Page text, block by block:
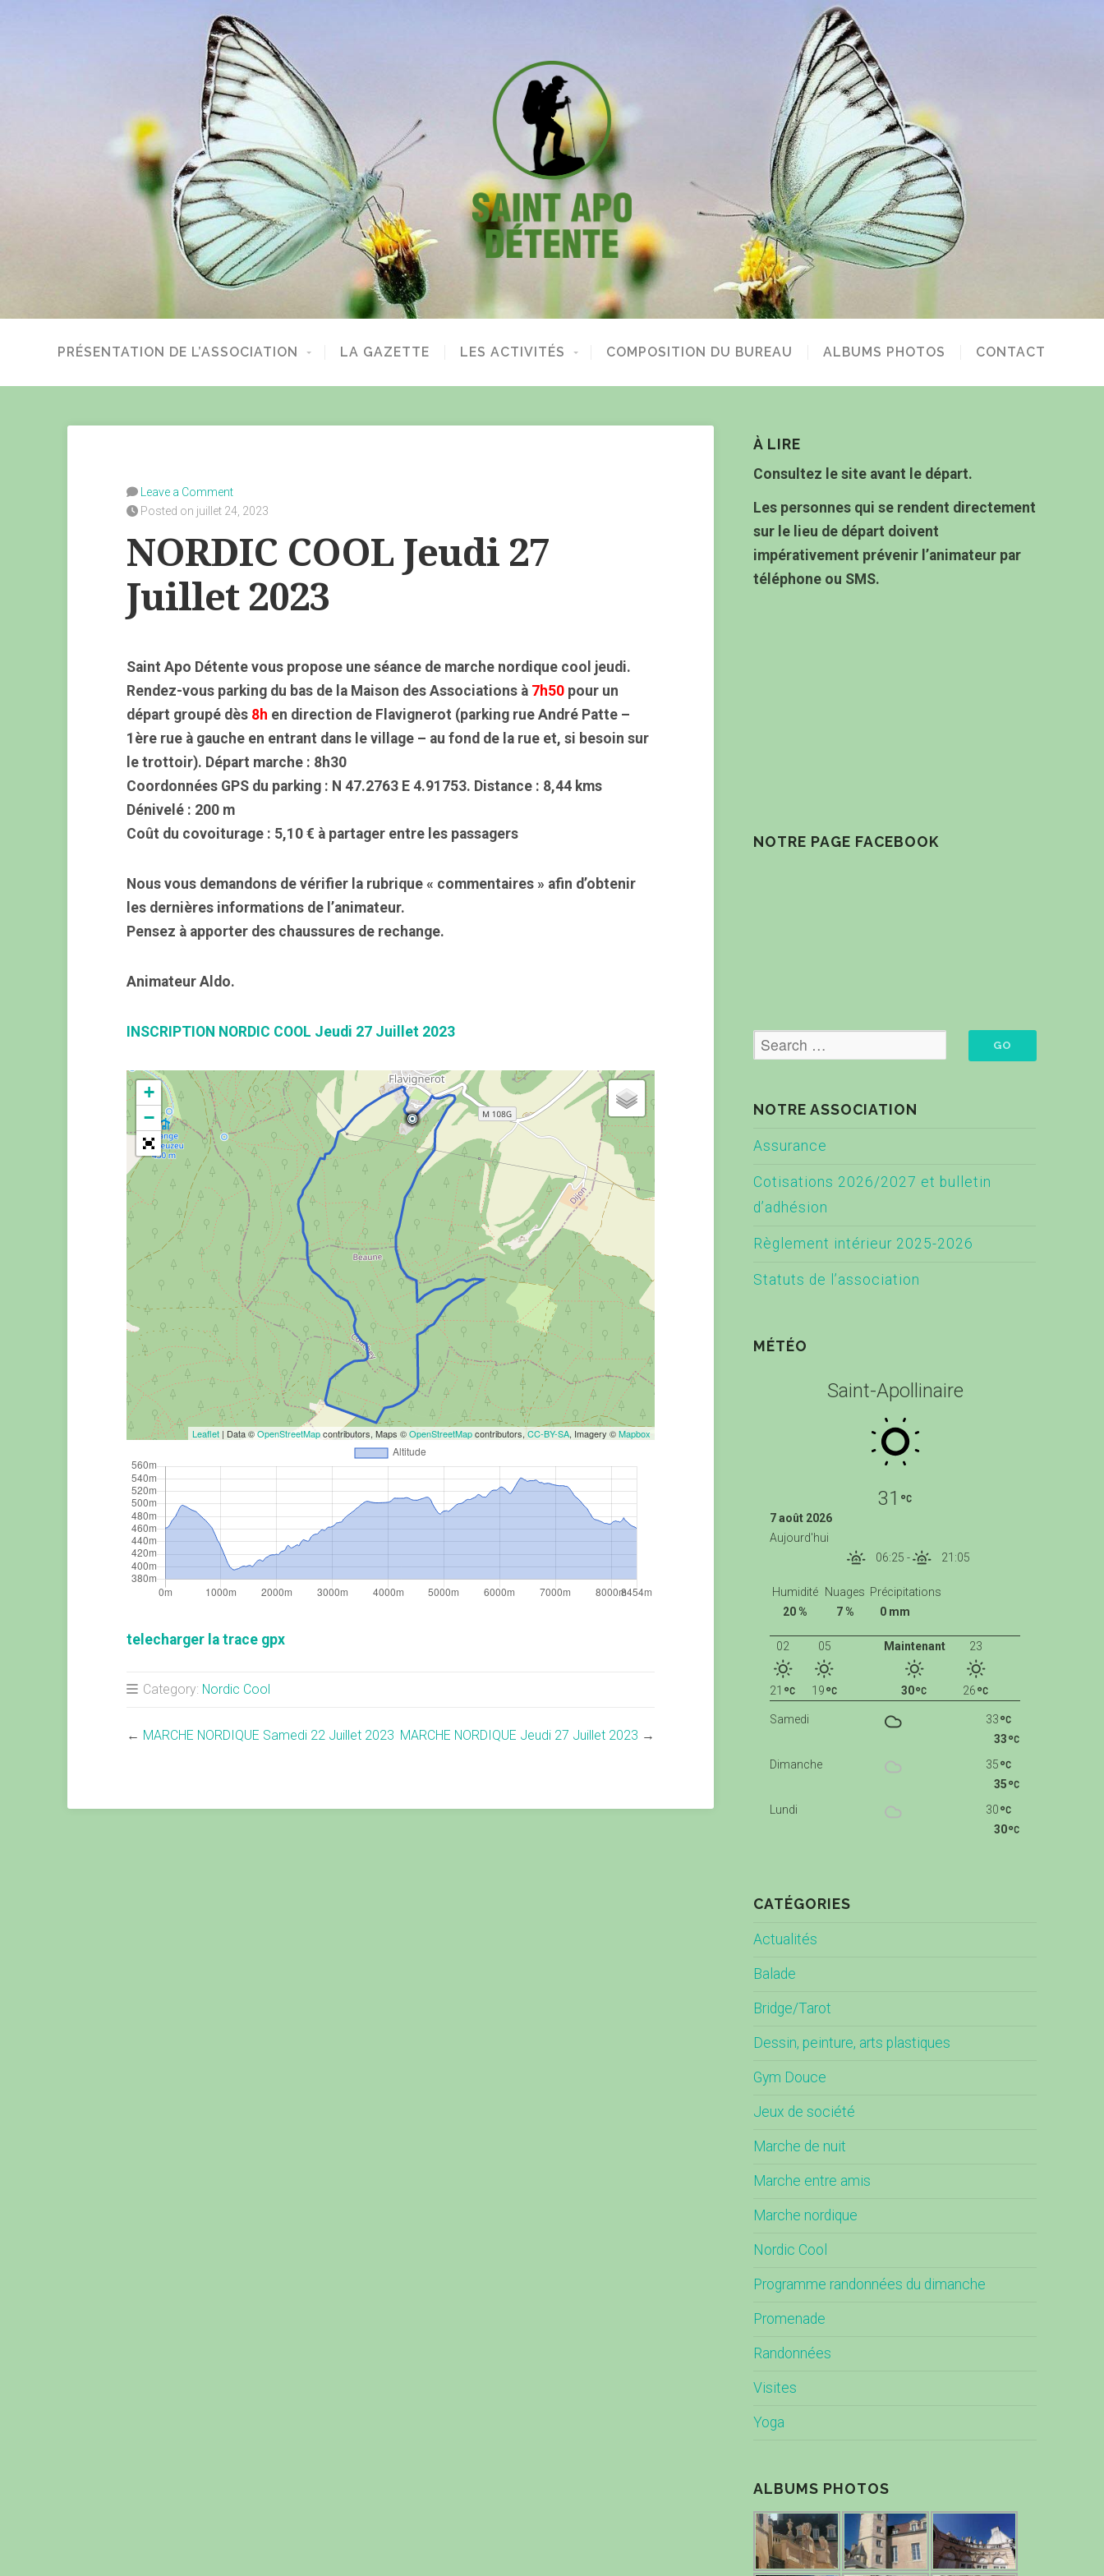
PRÉSENTATION DE L’ASSOCIATION LA GAZETTE LES ACTIVITÉS COMPOSITION DU BUREAU ALBUMS PHOTOS CONTACT
Leave a Comment
Posted on juillet 24, 2023
NORDIC COOL Jeudi 27
Juillet 2023
Saint Apo Détente vous propose une séance de marche nordique cool jeudi.
Rendez-vous parking du bas de la Maison des Associations à 7h50 pour un
départ groupé dès 8h en direction de Flavignerot (parking rue André Patte –
1ère rue à gauche en entrant dans le village – au fond de la rue et, si besoin sur
le trottoir). Départ marche : 8h30
Coordonnées GPS du parking : N 47.2763 E 4.91753. Distance : 8,44 kms
Dénivelé : 200 m
Coût du covoiturage : 5,10 € à partager entre les passagers
Nous vous demandons de vérifier la rubrique « commentaires » afin d’obtenir
les dernières informations de l’animateur.
Pensez à apporter des chaussures de rechange.
Animateur Aldo.
INSCRIPTION NORDIC COOL Jeudi 27 Juillet 2023
+
−
Leaflet | Data ©OpenStreetMapcontributors, Maps ©OpenStreetMapcontributors,CC-BY-SA, Imagery ©Mapbox
telecharger la trace gpx
Category: Nordic Cool
← MARCHE NORDIQUE Samedi 22 Juillet 2023 MARCHE NORDIQUE Jeudi 27 Juillet 2023 →
À LIRE
Consultez le site avant le départ.
Les personnes qui se rendent directement
sur le lieu de départ doivent
impérativement prévenir l’animateur par
téléphone ou SMS.
NOTRE PAGE FACEBOOK
NOTRE ASSOCIATION
Assurance
Cotisations 2026/2027 et bulletin
d’adhésion
Règlement intérieur 2025-2026
Statuts de l’association
MÉTÉO
Saint-Apollinaire
31
7 août 2026
Aujourd'hui
06:25 - 21:05
Humidité
20 %
Nuages
7 %
Précipitations
0 mm
Maintenant
30
23
26
02
21
05
19
Samedi
33
33
Dimanche
35
35
Lundi
30
30
CATÉGORIES
Actualités
Balade
Bridge/Tarot
Dessin, peinture, arts plastiques
Gym Douce
Jeux de société
Marche de nuit
Marche entre amis
Marche nordique
Nordic Cool
Programme randonnées du dimanche
Promenade
Randonnées
Visites
Yoga
ALBUMS PHOTOS